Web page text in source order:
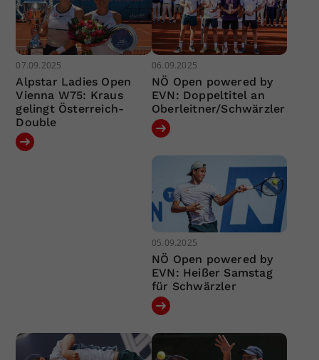
07.09.2025
Alpstar Ladies Open
Vienna W75: Kraus
gelingt Österreich-
Double
06.09.2025
NÖ Open powered by
EVN: Doppeltitel an
Oberleitner/Schwärzler
05.09.2025
NÖ Open powered by
EVN: Heißer Samstag
für Schwärzler